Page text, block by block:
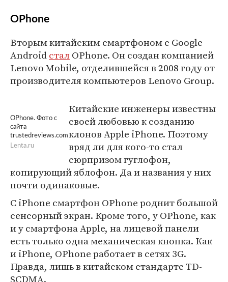
OPhone
Вторым китайским смартфоном с Google
AndroidсталOPhone. Он создан компанией
Lenovo Mobile, отделившейся в 2008 году от
производителя компьютеров Lenovo Group.
OPhone. Фото с
сайта
trustedreviews.com
Lenta.ru
Китайские инженеры известны
своей любовью к созданию
клонов Apple iPhone. Поэтому
вряд ли для кого-то стал
сюрпризом гуглофон,
копирующий яблофон. Да и названия у них
почти одинаковые.
С iPhone смартфон OPhone роднит большой
сенсорный экран. Кроме того, у OPhone, как
и у смартфона Apple, на лицевой панели
есть только одна механическая кнопка. Как
и iPhone, OPhone работает в сетях 3G.
Правда, лишь в китайском стандарте TD-
SCDMA.